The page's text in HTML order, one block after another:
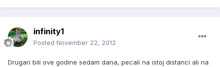
infinity1
Posted November 22, 2012
Drugari bili ove godine sedam dana, pecali na istoj distanci ali na